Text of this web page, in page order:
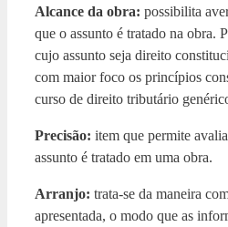
Alcance da obra: possibilita
que o assunto é tratado na obra.
cujo assunto seja direito
com maior foco os princípios
curso de direito tributário
Precisão: item que permite
assunto é tratado em uma obra.
Arranjo: trata-se da maneira
apresentada, o modo que as